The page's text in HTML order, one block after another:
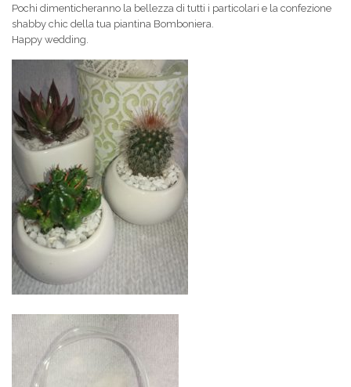
Pochi dimenticheranno la bellezza di tutti i particolari e la confezione
shabby chic della tua piantina Bomboniera.
Happy wedding.